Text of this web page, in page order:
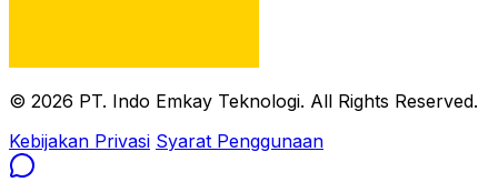
© 2026 PT. Indo Emkay Teknologi. All Rights Reserved.
Kebijakan Privasi Syarat Penggunaan